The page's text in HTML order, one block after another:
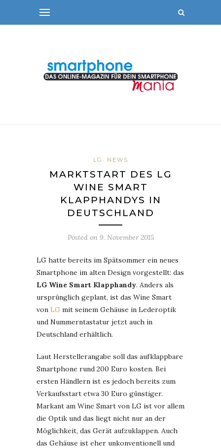
LG NEWS
MARKTSTART DES LG
WINE SMART
KLAPPHANDYS IN
DEUTSCHLAND
Posted on 9. November 2015
LG hatte bereits im Spätsommer ein neues
Smartphone im alten Design vorgestellt: das
LG Wine Smart Klapphandy. Anders als
ursprünglich geplant, ist das Wine Smart
von LG mit seinem Gehäuse in Lederoptik
und Nummerntastatur jetzt auch in
Deutschland erhältlich.
Laut Herstellerangabe soll das aufklappbare
Smartphone rund 200 Euro kosten. Bei
ersten Händlern ist es jedoch bereits zum
Verkaufsstart etwa 30 Euro günstiger.
Markant am Wine Smart von LG ist vor allem
die Optik und das liegt nicht nur an der
Möglichkeit, das Gerät aufzuklappen. Auch
das Gehäuse ist eher unkonventionell und